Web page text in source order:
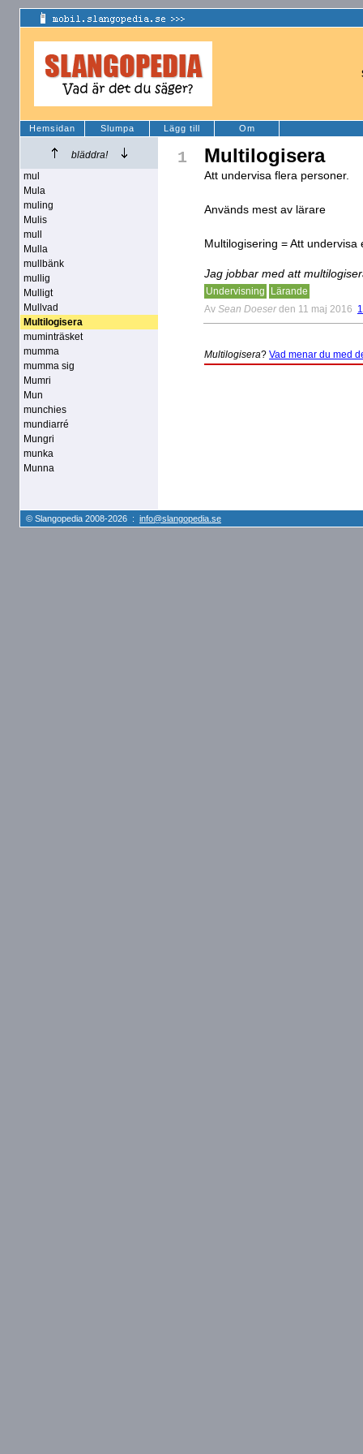
Hemsidan Slumpa Lägg till Om
bläddra!
mul
Mula
muling
Mulis
mull
Mulla
mullbänk
mullig
Mulligt
Mullvad
Multilogisera
muminträsket
mumma
mumma sig
Mumri
Mun
munchies
mundiarré
Mungri
munka
Munna
1 Multilogisera
Att undervisa flera personer.
Används mest av lärare
Multilogisering = Att
Jag jobbar med att
Undervisning
Lärande
Av Sean Doeser den 11 maj 2016
Multilogisera? Vad menar du med
© Slangopedia 2008-2026 : info@slangopedia.se